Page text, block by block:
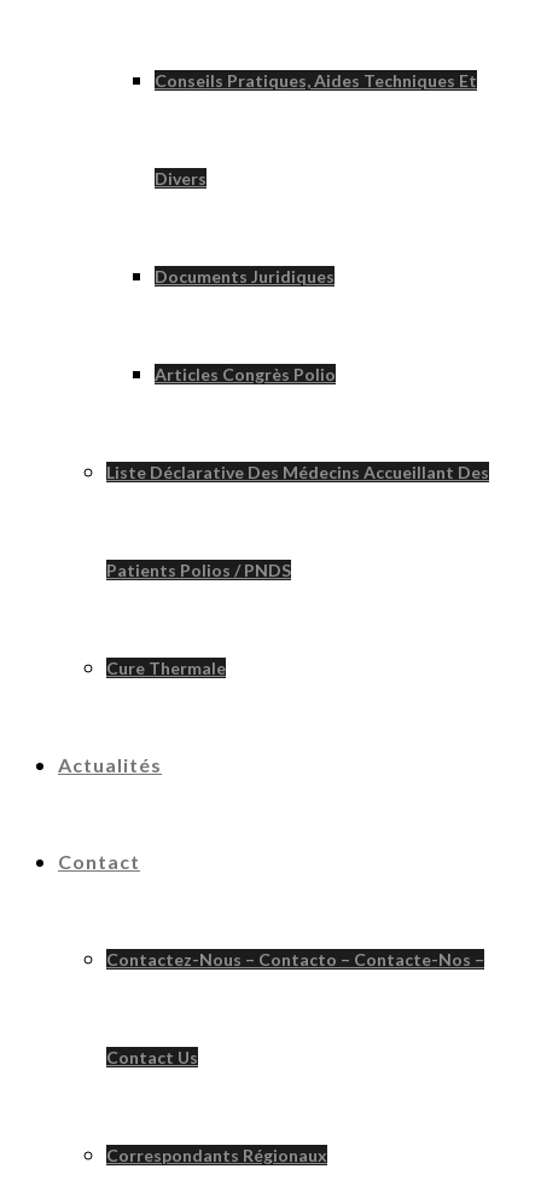
Conseils Pratiques, Aides Techniques Et
Divers
Documents Juridiques
Articles Congrès Polio
Liste Déclarative Des Médecins Accueillant Des
Patients Polios / PNDS
Cure Thermale
Actualités
Contact
Contactez-Nous – Contacto – Contacte-Nos –
Contact Us
Correspondants Régionaux